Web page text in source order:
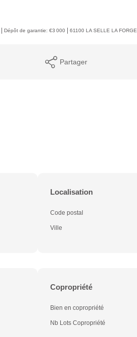
Dépôt de garantie: €3 000 61100 LA SELLE LA FORGE
Partager
Localisation
Code postal
Ville
Copropriété
Bien en copropriété
Nb Lots Copropriété